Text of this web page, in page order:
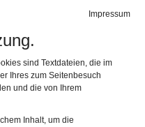
Impressum
sind Textdateien, die im
Ihres zum Seitenbesuch
und die von Ihrem
Inhalt, um die